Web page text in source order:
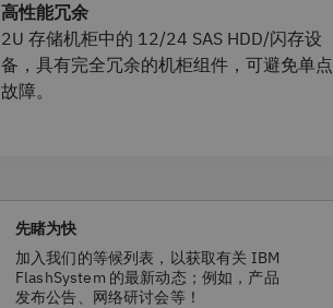
高性能冗余
2U 存储机柜中的 12/24 SAS HDD/闪存设
备，具有完全冗余的机柜组件，可避免单点
故障。
先睹为快
加入我们的等候列表，以获取有关 IBM
FlashSystem 的最新动态；例如，产品
发布公告、网络研讨会等！